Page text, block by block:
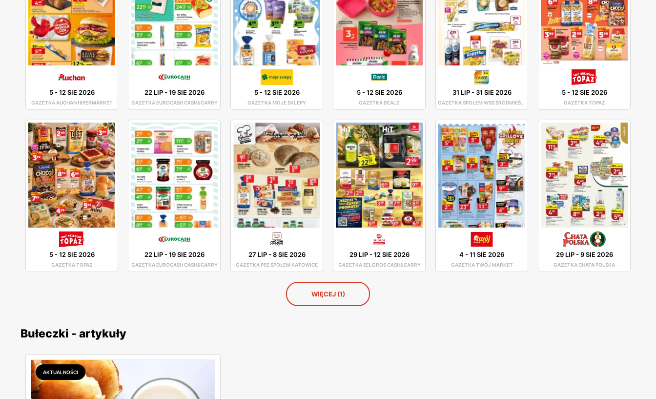
5-12 SIE 2026
GAZETKA AUCHAN HIPERMARKET
22 LIP-19 SIE 2026
GAZETKA EUROCASH CASH&CARRY
5-12 SIE 2026
GAZETKA MOJE SKLEPY
5-12 SIE 2026
GAZETKA DEALZ
31 LIP- 31 SIE 2026
GAZETKA SPOŁEM WSS ŚRÓDMIEŚCIE
5-12 SIE 2026
GAZETKA TOPAZ
5-12 SIE 2026
GAZETKA TOPAZ
22 LIP-19 SIE 2026
GAZETKA EUROCASH CASH&CARRY
27 LIP-8 SIE 2026
GAZETKA PSS SPOŁEM KATOWICE
29 LIP-12 SIE 2026
GAZETKA SELGROS CASH&CARRY
4 -11 SIE 2026
GAZETKA TWÓJ MARKET
29 LIP-9 SIE 2026
GAZETKA CHATA POLSKA
WIĘCEJ (1)
Bułeczki - artykuły
AKTUALNOŚCI